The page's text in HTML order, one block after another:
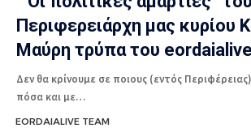
Περιφερειάρχη μας κυρίου
Μαύρη τρύπα του eordaialive
Δεν θα κρίνουμε σε ποιους (εντός
πόσα και με…
EORDAIALIVE TEAM